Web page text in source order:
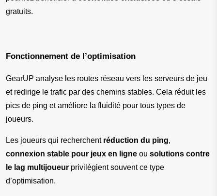
gratuits.
Fonctionnement de l’optimisation
GearUP analyse les routes réseau vers les serveurs de jeu
et redirige le trafic par des chemins stables. Cela réduit les
pics de ping et améliore la fluidité pour tous types de
joueurs.
Les joueurs qui recherchent réduction du ping
connexion stable pour jeux en ligne ou solutions contre
le lag multijoueur privilégient souvent ce type
d’optimisation.